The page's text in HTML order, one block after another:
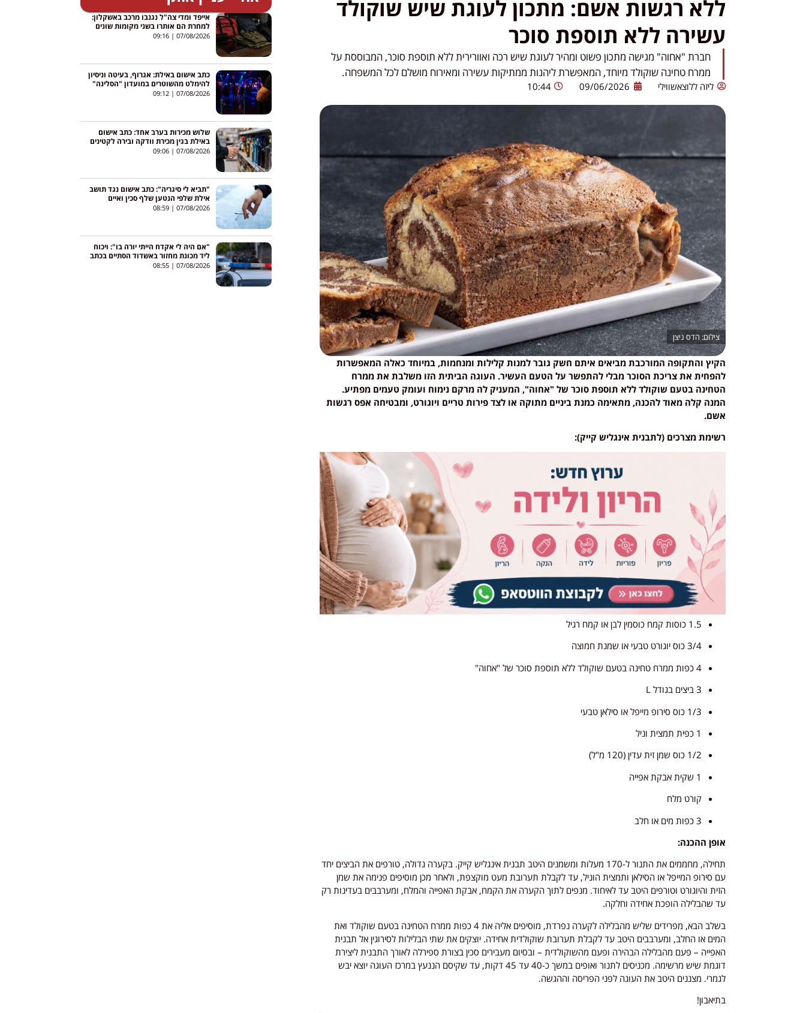
ללא רגשות אשם: מתכון לעוגת שיש שוקולד
עשירה ללא תוספת סוכר
חברת "אחוה" מגישה מתכון פשוט ומהיר לעוגת שיש רכה ואוורירית ללא תוספת סוכר, המבוססת על
ממרח טחינה שוקולד מיוחד, המאפשרת ליהנות ממתיקות עשירה ומאירוח מושלם לכל המשפחה.
ליזה ללוצאשווילי 09/06/2026
10:44
הדס ניצן
הקיץ והתקופה המורכבת מביאים איתם חשק גובר למנות קלילות ומנחמות, במיוחד כאלה המאפשרות
להפחית את צריכת הסוכר מבלי להתפשר על הטעם העשיר. העוגה הביתית הזו משלבת את ממרח
הטחינה בטעם שוקולד ללא תוספת סוכר של "אחוה", המעניק לה מרקם נימוח ועומק טעמים מפתיע.
המנה קלה מאוד להכנה, מתאימה כמנת ביניים מתוקה או לצד פירות טריים ויוגורט, ומבטיחה אפס רגשות
אשם.
רשימת מצרכים (לתבנית אינגליש קייק):
1.5 כוסות קמח כוסמין לבן או קמח רגיל
3/4 כוס יוגורט טבעי או שמנת חמוצה
4 כפות ממרח טחינה בטעם שוקולד ללא תוספת סוכר של "אחוה"
3 ביצים בגודל L
1/3 כוס סירופ מייפל או סילאן טבעי
1 כפית תמצית וניל
1/2 כוס שמן זית עדין (120 מ"ל)
1 שקית אבקת אפייה
קורט מלח
3 כפות מים או חלב
אופן ההכנה:
תחילה, מחממים את התנור ל-170 מעלות ומשמנים היטב תבנית אינגליש קייק. בקערה גדולה, טורפים את הביצים יחד
עם סירופ המייפל או הסילאן ותמצית הוניל, עד לקבלת תערובת מעט מוקצפת, ולאחר מכן מוסיפים פנימה את שמן
הזית והיוגורט וטורפים היטב עד לאיחוד. מנפים לתוך הקערה את הקמח, אבקת האפייה והמלח, ומערבבים בעדינות רק
עד שהבלילה הופכת אחידה וחלקה.
בשלב הבא, מפרידים שליש מהבלילה לקערה נפרדת, מוסיפים אליה את 4 כפות ממרח הטחינה בטעם שוקולד ואת
המים או החלב, ומערבבים היטב עד לקבלת תערובת שוקולדית אחידה. יוצקים את שתי הבלילות לסירוגין אל תבנית
האפייה – פעם מהבלילה הבהירה ופעם מהשוקולדית – ובסיום מעבירים סכין בצורת ספירלה לאורך התבנית ליצירת
דוגמת שיש מרשימה. מכניסים לתנור ואופים במשך כ-40 עד 45 דקות, עד שקיסם הננעץ במרכז העוגה יוצא יבש
לגמרי. מצננים היטב את העוגה לפני הפריסה וההגשה.
בתיאבון!
אייפד ומדי צה"ל נגנבו מרכב באשקלון:
למחרת הם אותרו בשני מקומות שונים
07/08/2026
09:16
כתב אישום באילת: אגרוף, בעיטה וניסיון
להימלט מהשוטרים במועדון "הסלינה"
07/08/2026
09:12
שלוש מכירות בערב אחד: כתב אישום
באילת בגין מכירת וודקה ובירה לקטינים
07/08/2026
09:06
"תביא לי סיגריה": כתב אישום נגד תושב
אילת שלפי הנטען שלף סכין ואיים
לדקור עובר אורח
07/08/2026
08:59
"אם היה לי אקדח הייתי יורה בו": ויכוח
ליד מכונת מחזור באשדוד הסתיים בכתב
אישום
07/08/2026
08:55